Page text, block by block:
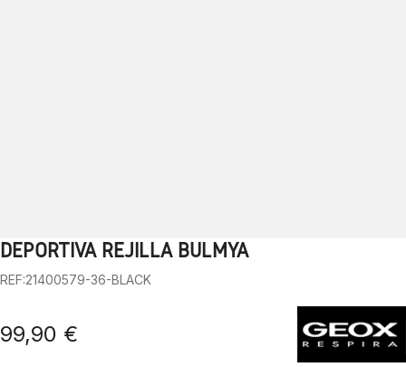
1 2 3 4 5 6 7
DEPORTIVA REJILLA BULMYA
REF:21400579-36-BLACK
99,90 €